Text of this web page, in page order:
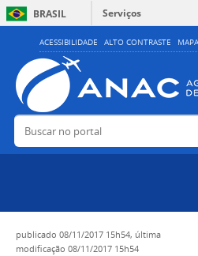
ACESSIBILIDADE ALTO CONTRASTE
BRASIL
Serviços
Buscar no portal
publicado 08/11/2017 15h54, última
modificação 08/11/2017 15h54